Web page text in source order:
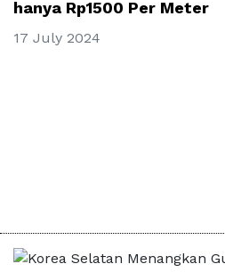
hanya Rp1500 Per Meter
17 July 2024